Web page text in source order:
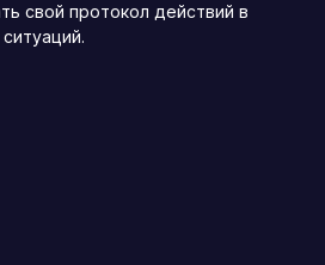
свой протокол действий в